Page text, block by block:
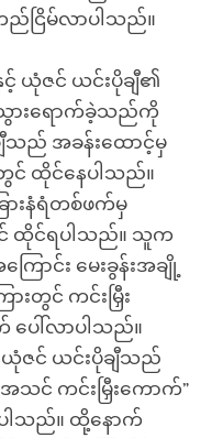
ငြိမ်လာပါသည်။
ယုံဇင် ယင်းပိုချီ၏
သွားရောက်ခဲ့သည်ကို
သည် အခန်းထောင့်မှ
င် ထိုင်နေပါသည်။
ားနံရံတစ်ဖက်မှ
င် ထိုင်ရပါသည်။ သူက
ောင်း မေးခွန်းအချို့
ားတွင် ကင်းမြှီး
ေါ်လာပါသည်။
င် ယင်းပိုချီသည်
သင် ကင်းမြှီးကောက်”
သည်။ ထို့နောက်